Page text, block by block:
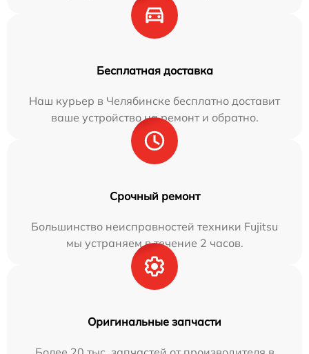
Бесплатная доставка
Наш курьер в Челябинске бесплатно доставит
ваше устройство на ремонт и обратно.
Срочный ремонт
Большинство неисправностей техники Fujitsu
мы устраняем в течение 2 часов.
Оригинальные запчасти